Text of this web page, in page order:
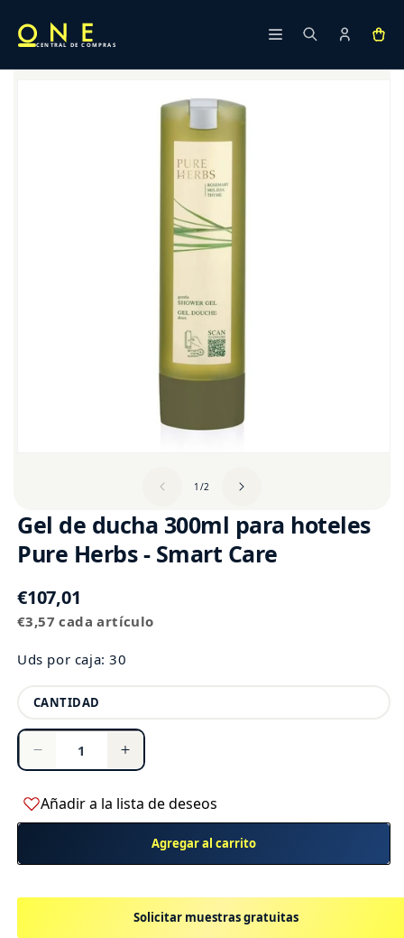
directamente
al contenido
CENTRAL DE COMPRAS
1 /de
2
Gel de ducha 300ml para hoteles
Pure Herbs - Smart Care
Precio
habitual
€107,01
Precio
€3,57 cada artículo
Uds por caja: 30
Cantidad
CANTIDAD
Reducir
para
Gel
ducha
para
Aumentar
para
Gel
ducha
para
hoteles
Añadir a la lista de deseos
Agregar al carrito
Solicitar muestras gratuitas